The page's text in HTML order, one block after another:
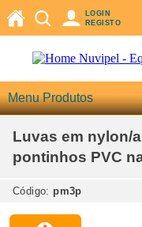
LOGIN
REGISTO
Menu Produtos
Luvas em nylon/
pontinhos PVC
Código: pm3p